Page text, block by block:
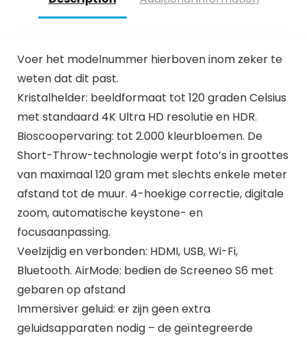
Voer het modelnummer hierboven inom zeker te
weten dat dit past.
Kristalhelder: beeldformaat tot 120 graden Celsius
met standaard 4K Ultra HD resolutie en HDR.
Bioscoopervaring: tot 2.000 kleurbloemen. De
Short-Throw-technologie werpt foto’s in groottes
van maximaal 120 gram met slechts enkele meter
afstand tot de muur. 4-hoekige correctie, digitale
zoom, automatische keystone- en
focusaanpassing.
Veelzijdig en verbonden: HDMI, USB, Wi-Fi,
Bluetooth. AirMode: bedien de Screeneo S6 met
gebaren op afstand
Immersiver geluid: er zijn geen extra
geluidsapparaten nodig – de geïntegreerde